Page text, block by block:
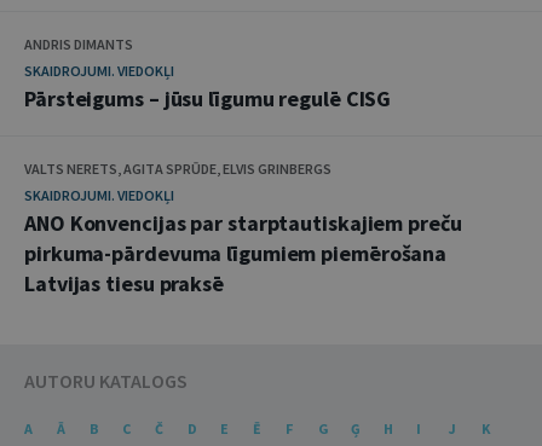
ANDRIS DIMANTS
SKAIDROJUMI. VIEDOKĻI
Pārsteigums – jūsu līgumu regulē CISG
VALTS NERETS, AGITA SPRŪDE, ELVIS GRINBERGS
SKAIDROJUMI. VIEDOKĻI
ANO Konvencijas par starptautiskajiem preču
pirkuma-pārdevuma līgumiem piemērošana
Latvijas tiesu praksē
AUTORU KATALOGS
A Ā B C Č D E Ē F G Ģ H I J
K